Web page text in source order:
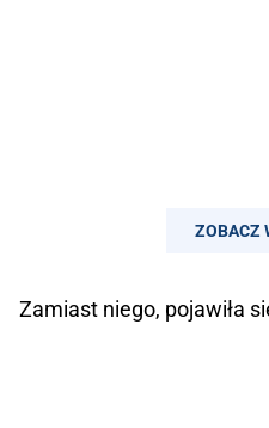
ZOBACZ
Zamiast niego, pojawiła